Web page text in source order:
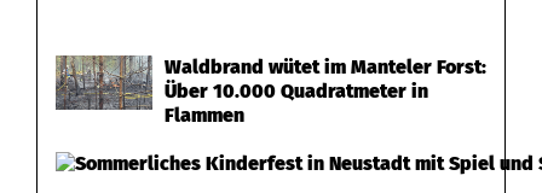
Waldbrand wütet im Manteler Forst:
Über 10.000 Quadratmeter in
Flammen